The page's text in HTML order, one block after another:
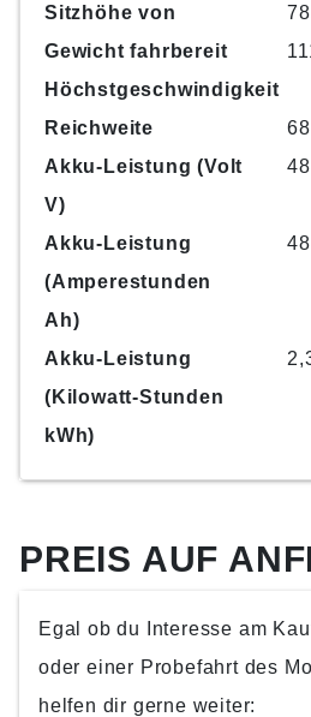
Sitzhöhe von
Gewicht fahrbereit
Höchstgeschwindigkeit
Reichweite
Akku-Leistung (Volt
V)
Akku-Leistung
(Amperestunden
Ah)
Akku-Leistung
(Kilowatt-Stunden
kWh)
PREIS AUF
Egal ob du Interesse am
oder einer Probefahrt des
helfen dir gerne weiter: